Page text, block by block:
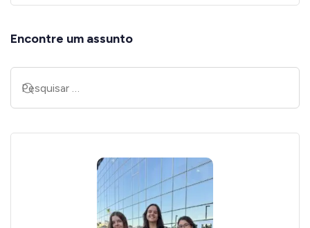
Encontre um assunto